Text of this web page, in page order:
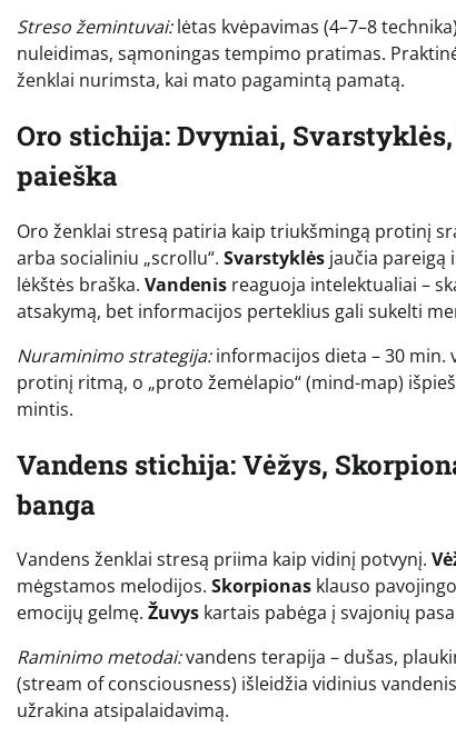
Streso žemintuvai:lėtas kvėpavimas (4–7–8
nuleidimas, sąmoningas tempimo pratimas.
ženklai nurimsta, kai mato pagamintą pamatą.
Oro stichija: Dvyniai,
paieška
Oro ženklai stresą patiria kaip triukšmingą protinį
arba socialiniu „scrollu“. Svarstyklės jaučia pareigą
lėkštės braška. Vandenis reaguoja intelektualiai –
atsakymą, bet informacijos perteklius gali sukelti
Nuraminimo strategija:informacijos dieta – 30 min.
protinį ritmą, o „proto žemėlapio“ (mind-map)
mintis.
Vandens stichija: Vėžys,
banga
Vandens ženklai stresą priima kaip vidinį potvynį.
mėgstamos melodijos. Skorpionas klauso
emocijų gelmę. Žuvys kartais pabėga į svajonių
Raminimo metodai:vandens terapija – dušas,
(stream of consciousness) išleidžia vidinius
užrakina atsipalaidavimą.